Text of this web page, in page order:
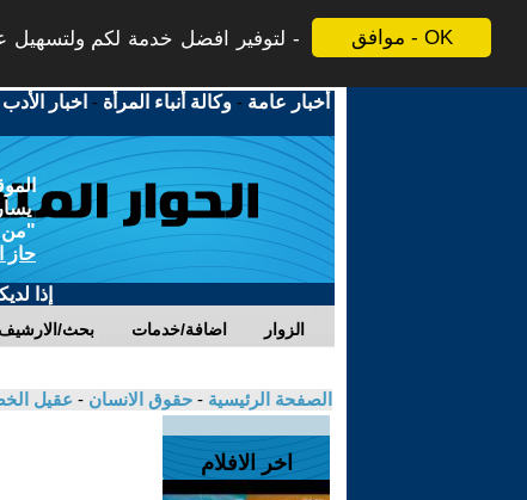
موافق - OK
لتوفير افضل خدمة لكم ولتسهيل
أخبار عامة -وكالة أنباء المرأة - اخبار
"من
حاز
إذا
بحث/الارشيف اضافة/خدمات الزوار
الصفحة الرئيسية - حقوق الانسان - عقيل
اخر الافلام